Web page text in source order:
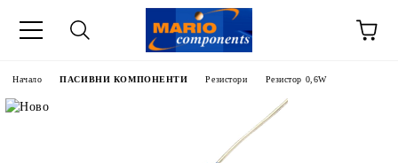
Начало ПАСИВНИ КОМПОНЕНТИ Резистори Резистор 0,6W